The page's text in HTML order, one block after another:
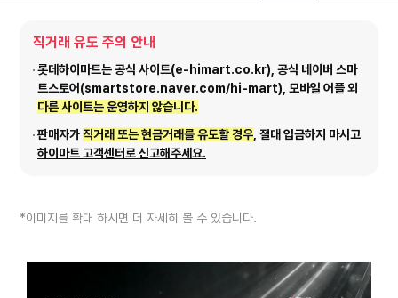
직거래 유도 주의 안내
롯데하이마트는 공식 사이트(e-himart.co.kr), 공식 네이버 스마
트스토어(smartstore.naver.com/hi-mart), 모바일 어플 외
다른 사이트는 운영하지 않습니다.
판매자가직거래 또는 현금거래를 유도할 경우 , 절대 입금하지 마시고
하이마트 고객센터로 신고해주세요.
*이미지를 확대 하시면 더 자세히 볼 수 있습니다.